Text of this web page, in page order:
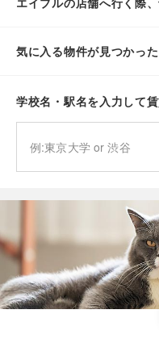
気に入る物件が見つかった
学校名・駅名を入力して